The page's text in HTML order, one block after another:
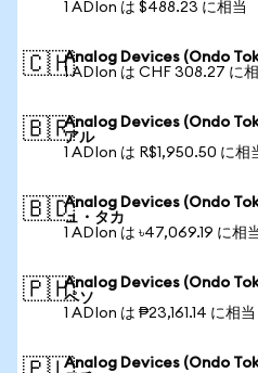
1 ADIon は $488.23 に相当
🇨🇭Analog Devices (Ondo
1 ADIon は CHF 308.27 に
🇧🇷Analog Devices (Ondo
アル
1 ADIon は R$1,950.50 に相
🇧🇩Analog Devices (Ondo
ュ・タカ
1 ADIon は ৳47,069.19 に相
🇵🇭Analog Devices (Ondo
ペソ
1 ADIon は ₱23,161.14 に相当
Analog Devices (Ondo